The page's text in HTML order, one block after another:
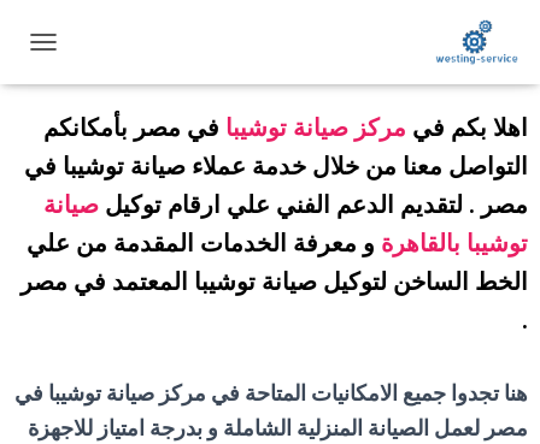
ب
ا
ن
ل
اهلا بكم في مركز صيانة توشيبا في مصر بأمكانكم
التواصل معنا من خلال خدمة عملاء صيانة توشيبا في
مصر . لتقديم الدعم الفني علي ارقام توكيل صيانة
توشيبا بالقاهرة و معرفة الخدمات المقدمة من علي
الخط الساخن لتوكيل صيانة توشيبا المعتمد في مصر
.
هنا تجدوا جميع الامكانيات المتاحة في مركز صيانة توشيبا في
مصر لعمل الصيانة المنزلية الشاملة و بدرجة امتياز للاجهزة